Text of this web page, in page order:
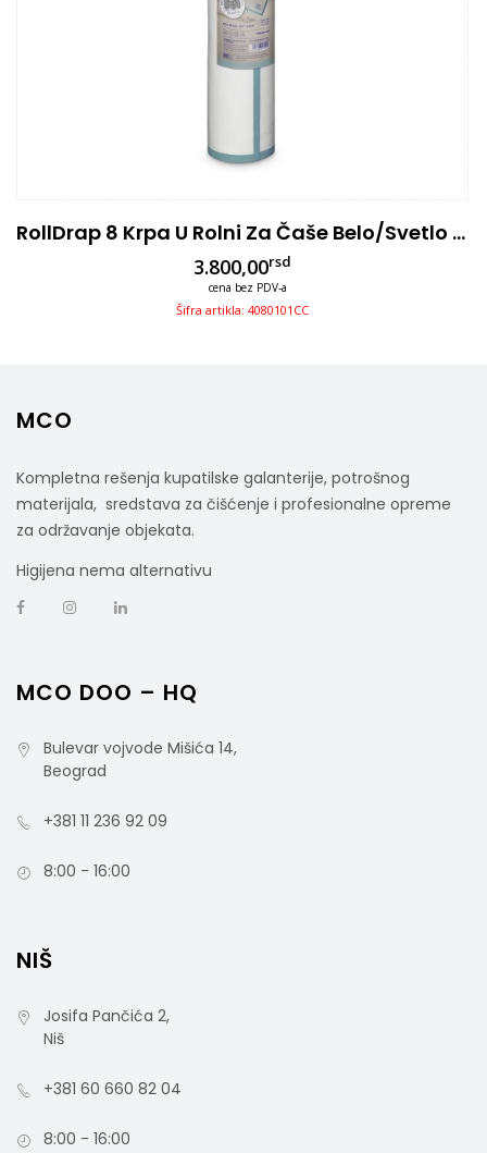
RollDrap 8 Krpa U Rolni Za Čaše Belo/svetlo Plava 40×80, Pamuk
3.800,00rsd
cena bez PDV-a
Šifra artikla: 4080101CC
MCO
Kompletna rešenja kupatilske galanterije, potrošnog
materijala, sredstava za čišćenje i profesionalne opreme
za održavanje objekata.
Higijena nema alternativu
MCO DOO – HQ
Bulevar vojvode Mišića 14,
Beograd
+381 11 236 92 09
8:00 - 16:00
NIŠ
Josifa Pančića 2,
Niš
+381 60 660 82 04
8:00 - 16:00